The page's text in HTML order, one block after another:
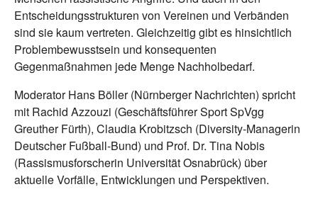
Entscheidungsstrukturen von Vereinen und Verbänden
sind sie kaum vertreten. Gleichzeitig gibt es hinsichtlich
Problembewusstsein und konsequenten
Gegenmaßnahmen jede Menge Nachholbedarf.
Moderator Hans Böller (Nürnberger Nachrichten) spricht
mit Rachid Azzouzi (Geschäftsführer Sport SpVgg
Greuther Fürth), Claudia Krobitzsch (Diversity-Managerin
Deutscher Fußball-Bund) und Prof. Dr. Tina Nobis
(Rassismusforscherin Universität Osnabrück) über
aktuelle Vorfälle, Entwicklungen und Perspektiven.